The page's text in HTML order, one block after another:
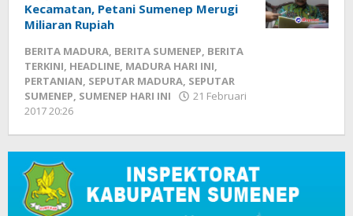
Kecamatan, Petani Sumenep Merugi
Miliaran Rupiah
BERITA MADURA, BERITA SUMENEP, BERITA
TERKINI, HEADLINE, MADURA HARI INI,
PERTANIAN, SEPUTAR MADURA, SEPUTAR
SUMENEP, SUMENEP HARI INI
21 Februari
2017 20:26